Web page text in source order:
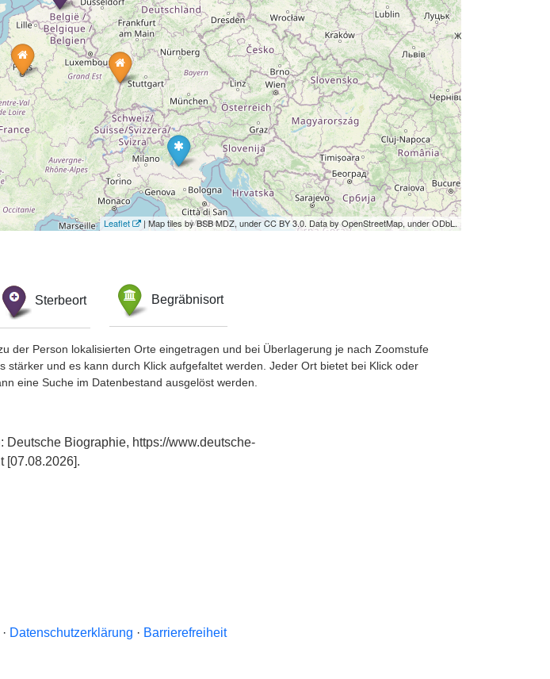
Leaflet | Map tiles by BSB MDZ, under CC BY 3.0. Data by OpenStreetMap, under ODbL.
Sterbeort Begräbnisort
der Person lokalisierten Orte eingetragen und bei Überlagerung je nach Zoomstufe
stärker und es kann durch Klick aufgefaltet werden. Jeder Ort bietet bei Klick oder
eine Suche im Datenbestand ausgelöst werden.
Deutsche Biographie, https://www.deutsche-
[07.08.2026].
· Datenschutzerklärung · Barrierefreiheit